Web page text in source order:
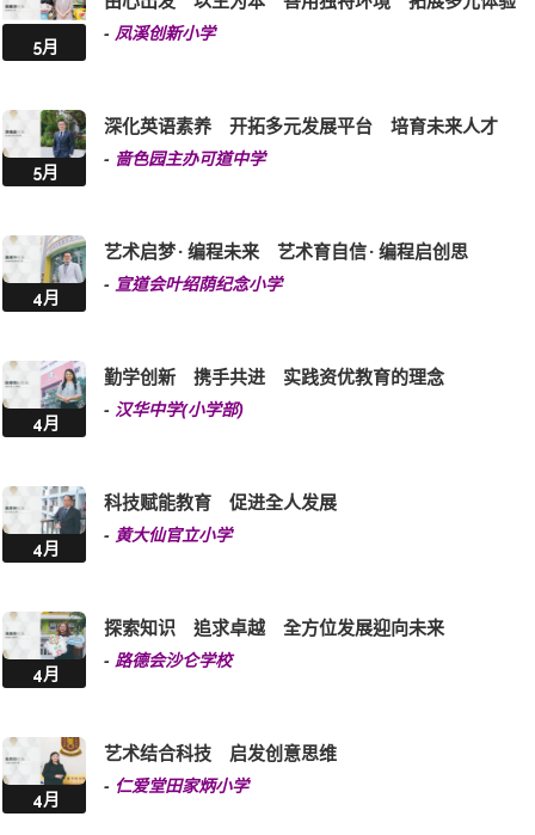
5月
- 凤溪创新小学
5月
深化英语素养 开拓多元发展平台 培育未来人才
- 啬色园主办可道中学
4月
艺术启梦 · 编程未来 艺术育自信 · 编程启创思
- 宣道会叶绍荫纪念小学
4月
勤学创新 携手共进 实践资优教育的理念
- 汉华中学(小学部)
4月
科技赋能教育 促进全人发展
- 黄大仙官立小学
4月
探索知识 追求卓越 全方位发展迎向未来
- 路德会沙仑学校
4月
艺术结合科技 启发创意思维
- 仁爱堂田家炳小学